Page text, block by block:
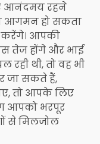
आनंदमय रहने
आगमन हो सकता
करेंगे। आपकी
तेज होंगे और भाई
रही थी, तो वह भी
जा सकते हैं,
तो आपके लिए
आपको भरपूर
से मिलजोल